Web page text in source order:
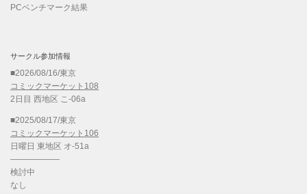
PCベンチマーク結果
サークル参加情報
■2026/08/16/東京
コミックマーケット108
2日目 西地区 こ-06a
■2025/08/17/東京
コミックマーケット106
日曜日 東地区 オ-51a
——————
検討中
なし